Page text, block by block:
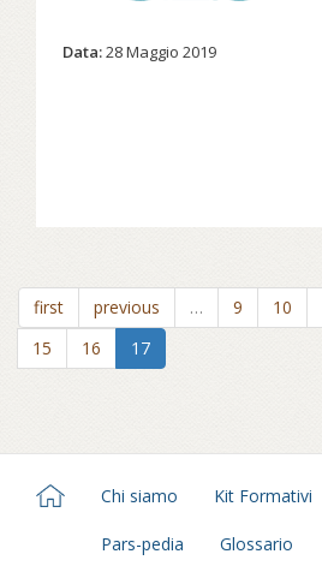
Data:28 Maggio 2019
first previous … 9 10
15
16 17
Chi siamo Kit Formativi
Pars-pedia Glossario